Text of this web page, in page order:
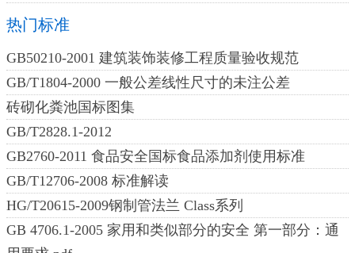
热门标准
GB50210-2001 建筑装饰装修工程质量验收规范
GB/T1804-2000 一般公差线性尺寸的未注公差
砖砌化粪池国标图集
GB/T2828.1-2012
GB2760-2011 食品安全国标食品添加剂使用标准
GB/T12706-2008 标准解读
HG/T20615-2009钢制管法兰 Class系列
GB 4706.1-2005 家用和类似部分的安全 第一部分：通